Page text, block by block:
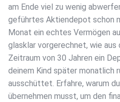
am Ende viel zu wenig
geführtes Aktiendepot schon
Monat ein echtes Vermögen
glasklar vorgerechnet, wie aus
Zeitraum von 30 Jahren ein
deinem Kind später monatlich
ausschüttet. Erfahre, warum
übernehmen musst, um den